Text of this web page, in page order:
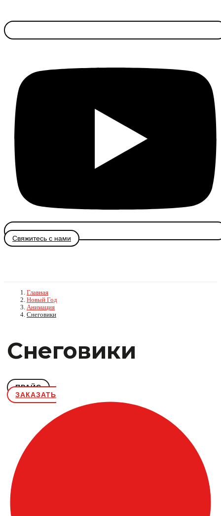
Свяжитесь с нами
Главная
Новый Год
Анимация
Снеговики
Снеговики
ПРАЙС
ЗАКАЗАТЬ